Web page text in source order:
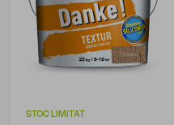
STOC LIMITAT